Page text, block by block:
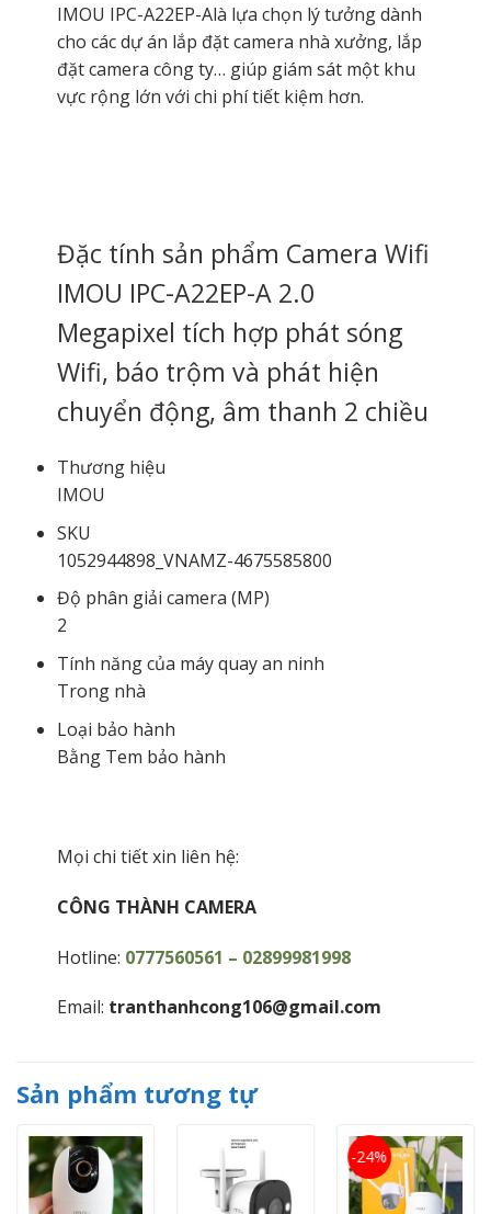
IMOU IPC-A22EP-Alà lựa chọn lý tưởng dành
cho các dự án lắp đặt camera nhà xưởng, lắp
đặt camera công ty… giúp giám sát một khu
vực rộng lớn với chi phí tiết kiệm hơn.
Đặc tính sản phẩm Camera Wifi
IMOU IPC-A22EP-A 2.0
Megapixel tích hợp phát sóng
Wifi, báo trộm và phát hiện
chuyển động, âm thanh 2 chiều
Thương hiệu
IMOU
SKU
1052944898_VNAMZ-4675585800
Độ phân giải camera (MP)
2
Tính năng của máy quay an ninh
Trong nhà
Loại bảo hành
Bằng Tem bảo hành
Mọi chi tiết xin liên hệ:
CÔNG THÀNH CAMERA
Hotline: 0777560561 – 02899981998
Email: tranthanhcong106@gmail.com
Sản phẩm tương tự
-24%